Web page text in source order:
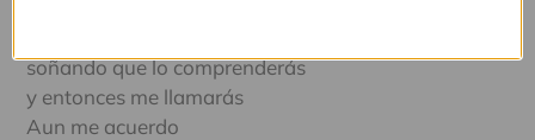
soñando que lo comprenderás
y entonces me llamarás
Aun me acuerdo